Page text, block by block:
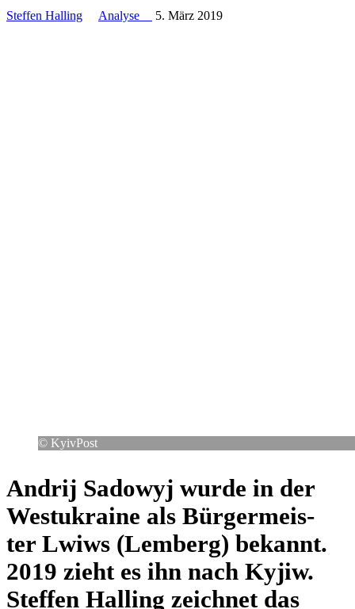
Steffen Halling Analyse 5. März 2019
© Kyiv­Post
Andrij Sadowyj wurde in der
West­ukraine als Bür­ger­meis­
ter Lwiws (Lemberg) bekannt.
2019 zieht es ihn nach Kyjiw.
Steffen Halling zeich­net das